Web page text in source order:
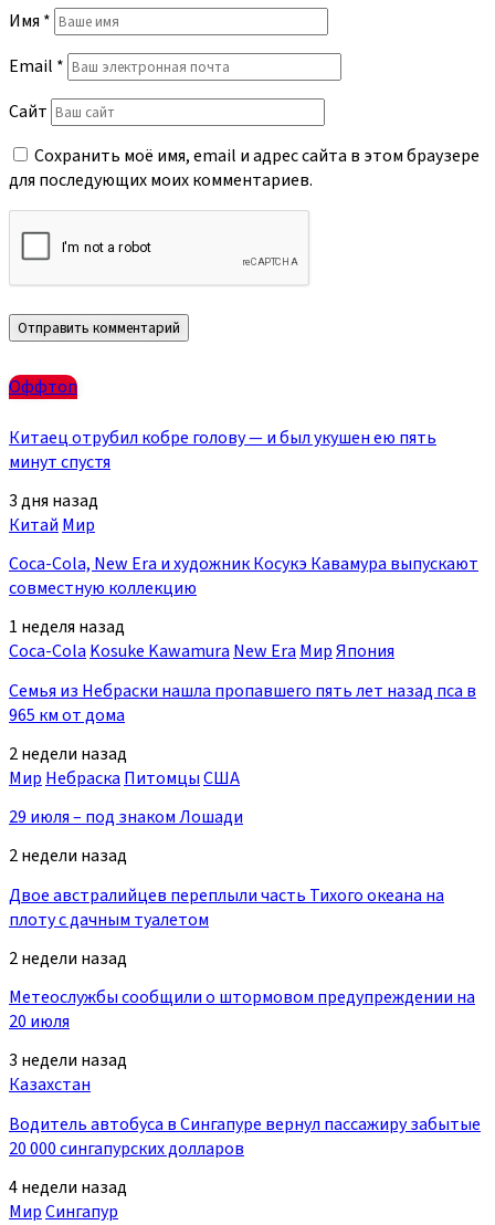
Имя *
Email *
Сайт
Сохранить моё имя, email и адрес сайта в этом браузере
для последующих моих комментариев.
Оффтоп
Китаец отрубил кобре голову — и был укушен ею пять
минут спустя
3 дня назад
Китай Мир
Coca-Cola, New Era и художник Косукэ Кавамура выпускают
совместную коллекцию
1 неделя назад
Coca-Cola Kosuke Kawamura New Era МирЯпония
Семья из Небраски нашла пропавшего пять лет назад пса в
965 км от дома
2 недели назад
Мир Небраска ПитомцыСША
29 июля – под знаком Лошади
2 недели назад
Двое австралийцев переплыли часть Тихого океана на
плоту с дачным туалетом
2 недели назад
Метеослужбы сообщили о штормовом предупреждении на
20 июля
3 недели назад
Казахстан
Водитель автобуса в Сингапуре вернул пассажиру забытые
20 000 сингапурских долларов
4 недели назад
МирСингапур